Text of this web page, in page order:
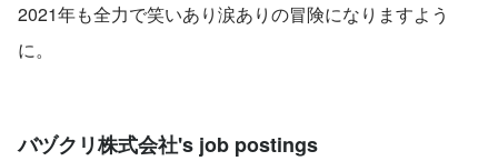
2021年も全力で笑いあり涙ありの冒険になりますよう
に。
バヅクリ株式会社's job postings